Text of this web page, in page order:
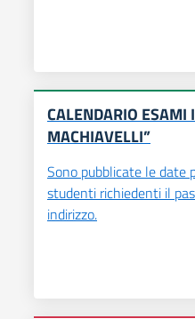
CALENDARIO ESAMI
MACHIAVELLI”
Sono pubblicate le date
studenti richiedenti il
indirizzo.